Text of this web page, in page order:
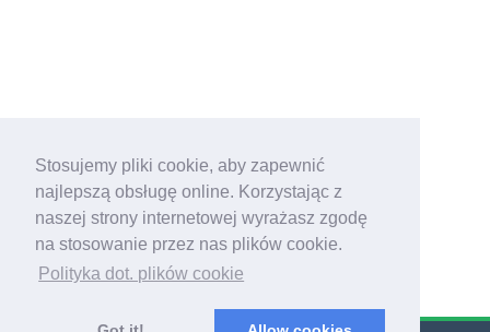
Stosujemy pliki cookie, aby zapewnić
najlepszą obsługę online. Korzystając z
naszej strony internetowej wyrażasz zgodę
na stosowanie przez nas plików cookie.
Polityka dot. plików cookie